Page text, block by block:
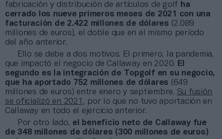
fabricación y distribución de artículos de golf ha
cerrado los nueve primeros meses de 2021 con una
facturación de 2.422 millones de dólares (2.089
millones de euros), el doble que en el mismo período
del año anterior.
Ello se debe a dos motivos. El primero, la pandemia,
que impactó el negocio de Callaway en 2020. El
segundo es la integración de Topgolf en su negocio,
que ha aportado 752 millones de dólares (649
millones de euros) entre enero y septiembre. Su fusión
se oficializó en 2021 , por lo que no tuvo aportación en
Callaway en todo el ejercicio anterior.
Por otro lado, el beneficio neto de Callaway fue
de 348 millones de dólares (300 millones de euros)